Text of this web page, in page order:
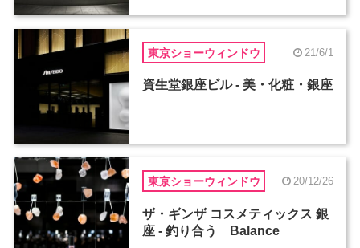
東京ショーウィンドウ 21/6/1
資生堂銀座ビル - 美・化粧・銀座
東京ショーウィンドウ 20/12/26
ザ・ギンザ コスメティックス 銀
座 - 釣り合う Balance